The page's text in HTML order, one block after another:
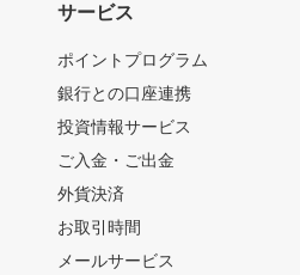
サービス
ポイントプログラム
銀行との口座連携
投資情報サービス
ご入金・ご出金
外貨決済
お取引時間
メールサービス